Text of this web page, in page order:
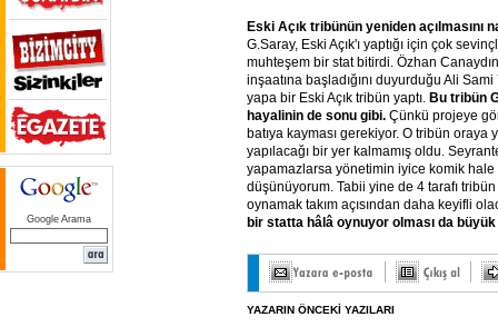
Google Arama
Eski Açık tribünün yeniden açılmasını
G.Saray, Eski Açık'ı yaptığı için çok
muhteşem bir stat bitirdi. Özhan
inşaatına başladığını duyurduğu Ali
yapa bir Eski Açık tribün yaptı. Bu tribün
hayalinin de sonu gibi. Çünkü projeye
batıya kayması gerekiyor. O tribün oraya
yapılacağı bir yer kalmamış oldu.
yapamazlarsa yönetimin iyice komik
düşünüyorum. Tabii yine de 4 tarafı
oynamak takım açısından daha keyifli
bir statta hâlâ oynuyor olması da büyük
YAZARIN ÖNCEKİ YAZILARI